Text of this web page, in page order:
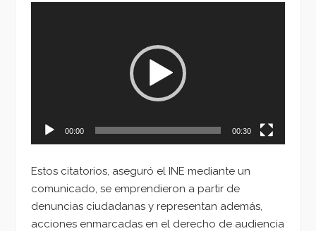
00:00 00:30
Estos citatorios, aseguró el INE mediante un
comunicado, se emprendieron a partir de
denuncias ciudadanas y representan además,
acciones enmarcadas en el derecho de audiencia